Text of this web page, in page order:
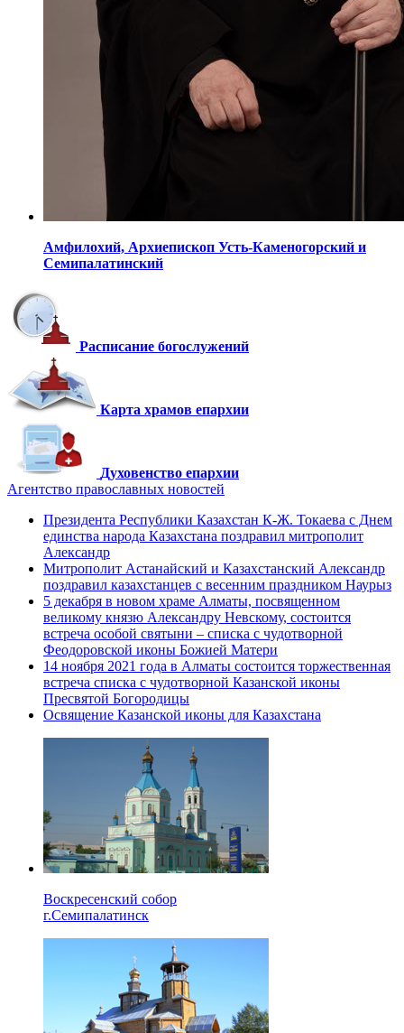
Амфилохий, Архиепископ Усть-Каменогорский и
Семипалатинский
Расписание богослужений
Карта храмов епархии
Духовенство епархии
Агентство православных новостей
Президента Республики Казахстан К-Ж. Токаева с Днем
единства народа Казахстана поздравил митрополит
Александр
Митрополит Астанайский и Казахстанский Александр
поздравил казахстанцев с весенним праздником Наурыз
5 декабря в новом храме Алматы, посвященном
великому князю Александру Невскому, состоится
встреча особой святыни – списка с чудотворной
Феодоровской иконы Божией Матери
14 ноября 2021 года в Алматы состоится торжественная
встреча списка с чудотворной Казанской иконы
Пресвятой Богородицы
Освящение Казанской иконы для Казахстана
Воскресенский собор
г.Семипалатинск